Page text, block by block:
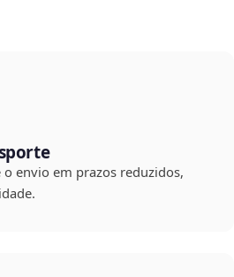
o envio em prazos reduzidos,